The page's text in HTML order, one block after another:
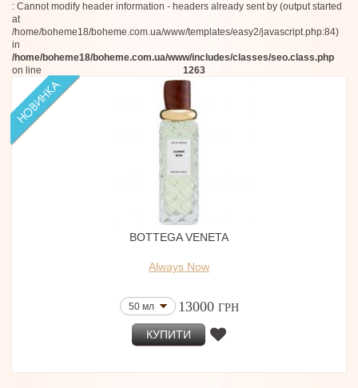
: Cannot modify header information - headers already sent by (output started
at
/home/boheme18/boheme.com.ua/www/templates/easy2/javascript.php:84)
in
/home/boheme18/boheme.com.ua/www/includes/classes/seo.class.php
on line
1263
BOTTEGA VENETA
Always Now
50 мл 13000 ГРН
КУПИТИ